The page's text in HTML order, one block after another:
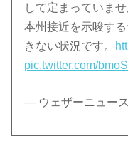
して定まっていませ
本州接近を示唆す
きない状況です。
pic.twitter.com/
— ウェザーニュー